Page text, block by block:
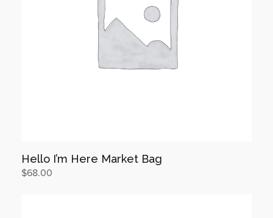
Hello I’m Here Market Bag
$68.00